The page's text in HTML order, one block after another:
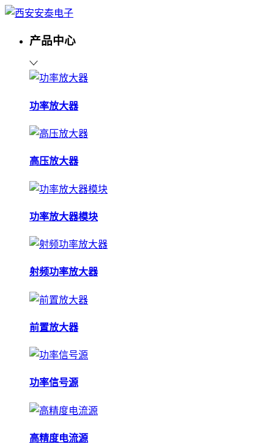
产品中心
功率放大器
高压放大器
功率放大器模块
射频功率放大器
前置放大器
功率信号源
高精度电流源